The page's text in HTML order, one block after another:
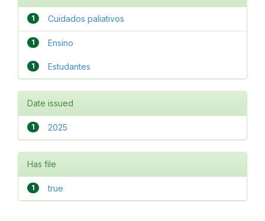
1 Cuidados paliativos
1 Ensino
1 Estudantes
Date issued
1 2025
Has file
1 true